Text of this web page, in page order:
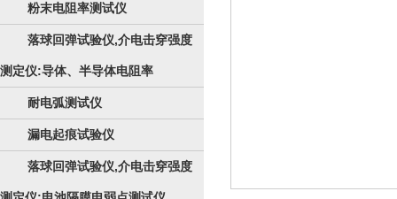
粉末电阻率测试仪
落球回弹试验仪,介电击穿强度
测定仪:导体、半导体电阻率
耐电弧测试仪
漏电起痕试验仪
落球回弹试验仪,介电击穿强度